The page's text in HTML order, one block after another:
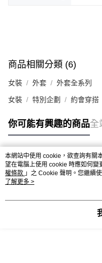
商品相關分類 (6)
女裝 外套 外套全系列
女裝 特別企劃 約會穿搭
你可能有興趣的商品全
熱門標籤
本網站中使用 cookie，欲查詢有關
望在電腦上使用 cookie 時應如何變
權條款 」之 Cookie 聲明。您繼續
用條款之 Cookie 聲明使用 cookie。
了解更多 >